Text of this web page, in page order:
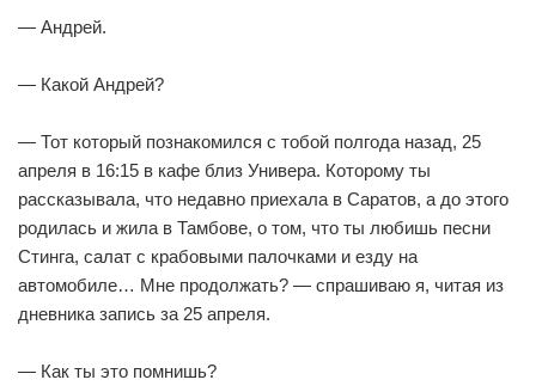
— Андрей.
— Какой Андрей?
— Тот который познакомился с тобой полгода назад, 25
апреля в 16:15 в кафе близ Универа. Которому ты
рассказывала, что недавно приехала в Саратов, а до этого
родилась и жила в Тамбове, о том, что ты любишь песни
Стинга, салат с крабовыми палочками и езду на
автомобиле… Мне продолжать? — спрашиваю я, читая из
дневника запись за 25 апреля.
— Как ты это помнишь?